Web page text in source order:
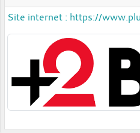
Site internet : https://